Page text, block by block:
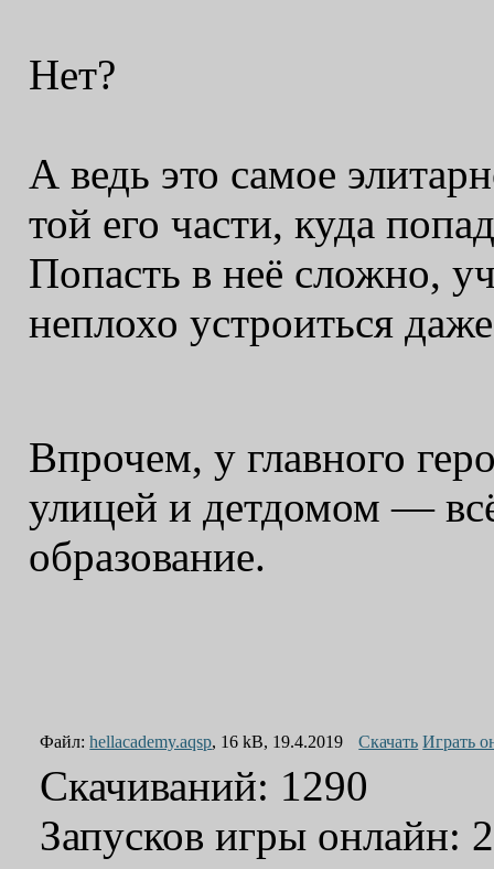
Нет?
А ведь это самое
той его части, куда
Попасть в неё сложно,
неплохо устроиться
Впрочем, у главного
улицей и детдомом —
образование.
Файл:hellacademy.aqsp, 16 kB, 19.4.2019 Скачать Играть
Скачиваний: 1290
Запусков игры онлайн: